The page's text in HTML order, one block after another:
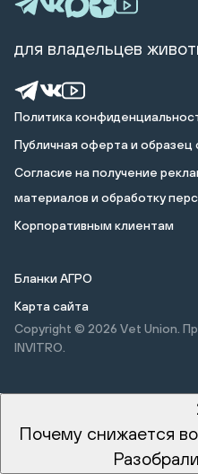
Политика
Публичная оферта и образец
Cогласие на получение
материалов и обработку
Корпоративным клиентам
Бланки АГРО
Карта сайта
Copyright © 2026 Vet Union.
INVITRO.
для владельцев
Почему снижается